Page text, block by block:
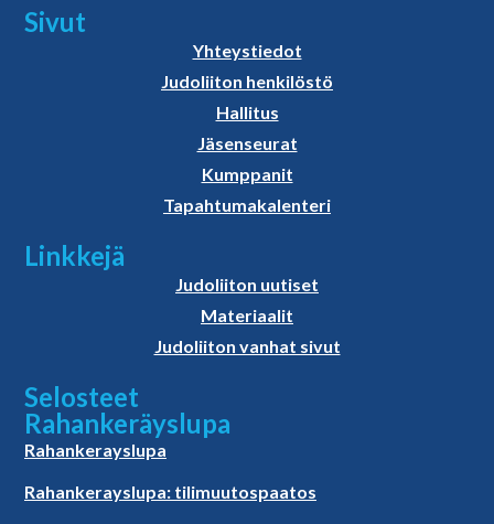
Sivut
Yhteystiedot
Judoliiton henkilöstö
Hallitus
Jäsenseurat
Kumppanit
Tapahtumakalenteri
Linkkejä
Judoliiton uutiset
Materiaalit
Judoliiton vanhat sivut
Selosteet
Rahankeräyslupa
Rahankerayslupa
Rahankerayslupa: tilimuutospaatos